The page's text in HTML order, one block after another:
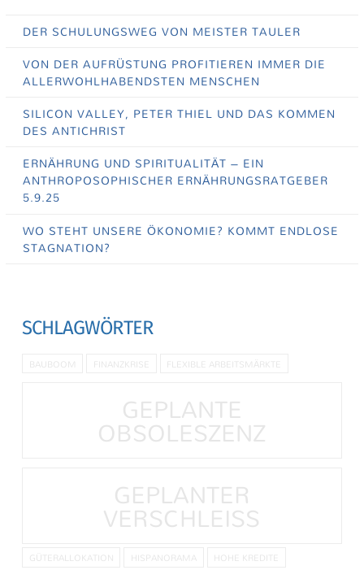
DER SCHULUNGSWEG VON MEISTER TAULER
VON DER AUFRÜSTUNG PROFITIEREN IMMER DIE
ALLERWOHLHABENDSTEN MENSCHEN
SILICON VALLEY, PETER THIEL UND DAS KOMMEN
DES ANTICHRIST
ERNÄHRUNG UND SPIRITUALITÄT – EIN
ANTHROPOSOPHISCHER ERNÄHRUNGSRATGEBER
5.9.25
WO STEHT UNSERE ÖKONOMIE? KOMMT ENDLOSE
STAGNATION?
SCHLAGWÖRTER
BAUBOOM FINANZKRISE FLEXIBLE ARBEITSMÄRKTE
GEPLANTE
OBSOLESZENZ
GEPLANTER
VERSCHLEISS
GÜTERALLOKATION HISPANORAMA HOHE KREDITE